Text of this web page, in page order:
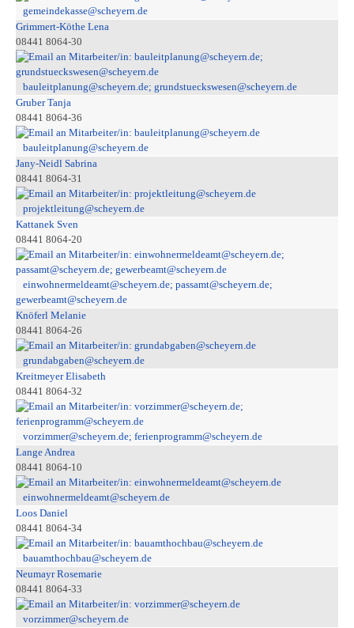
gemeindekasse@scheyern.de
Grimmert-Köthe Lena
08441 8064-30
bauleitplanung@scheyern.de; grundstueckswesen@scheyern.de
Gruber Tanja
08441 8064-36
bauleitplanung@scheyern.de
Jany-Neidl Sabrina
08441 8064-31
projektleitung@scheyern.de
Kattanek Sven
08441 8064-20
einwohnermeldeamt@scheyern.de; passamt@scheyern.de;
gewerbeamt@scheyern.de
Knöferl Melanie
08441 8064-26
grundabgaben@scheyern.de
Kreitmeyer Elisabeth
08441 8064-32
vorzimmer@scheyern.de; ferienprogramm@scheyern.de
Lange Andrea
08441 8064-10
einwohnermeldeamt@scheyern.de
Loos Daniel
08441 8064-34
bauamthochbau@scheyern.de
Neumayr Rosemarie
08441 8064-33
vorzimmer@scheyern.de